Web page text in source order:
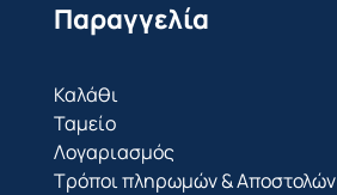
Παραγγελία
Καλάθι
Ταμείο
Λογαριασμός
Τρόποι πληρωμών & Αποστολών